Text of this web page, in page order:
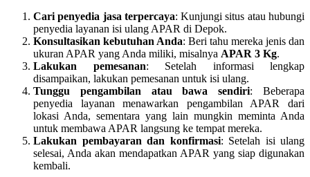
Cari penyedia jasa terpercaya: Kunjungi situs atau hubungi
penyedia layanan isi ulang APAR di Depok.
Konsultasikan kebutuhan Anda: Beri tahu mereka jenis dan
ukuran APAR yang Anda miliki, misalnya APAR 3 Kg.
Lakukan pemesanan: Setelah informasi lengkap
disampaikan, lakukan pemesanan untuk isi ulang.
Tunggu pengambilan atau bawa sendiri: Beberapa
penyedia layanan menawarkan pengambilan APAR dari
lokasi Anda, sementara yang lain mungkin meminta Anda
untuk membawa APAR langsung ke tempat mereka.
Lakukan pembayaran dan konfirmasi: Setelah isi ulang
selesai, Anda akan mendapatkan APAR yang siap digunakan
kembali.